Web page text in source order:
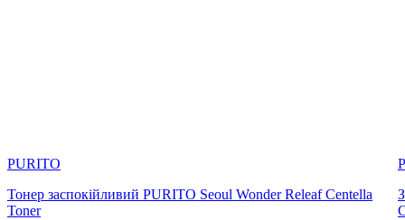
PURITO
Тонер заспокійливий PURITO Seoul Wonder Releaf Centella
Toner